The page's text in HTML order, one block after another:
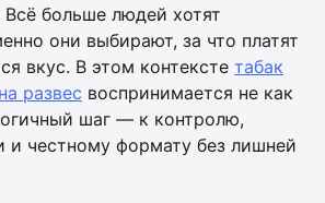
больше людей хотят
они выбирают, за что платят
вкус. В этом контексте табак
развес воспринимается не как
шаг — к контролю,
и честному формату без лишней